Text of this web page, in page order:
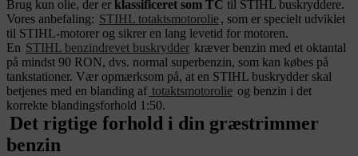
Brug kun olie, der er klassificeret som TC til STIHL buskryddere.
Vores anbefaling: STIHL totaktsmotorolie, som er specielt udviklet
til STIHL-motorer og sikrer en lang levetid for motoren.
En STIHL benzindrevet buskrydder kræver benzin med et oktantal
på mindst 90 RON, dvs. normal superbenzin, som kan købes på
tankstationer. Vær opmærksom på, at en STIHL buskrydder skal
betjenes med en blanding af totaktsmotorolie og benzin i det
korrekte blandingsforhold 1:50.
Det rigtige forhold i din græstrimmer
benzin